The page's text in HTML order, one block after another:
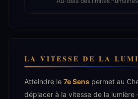
LA VITESSE DE LA
Atteindre le 7e Sens permet au
déplacer à la vitesse de la